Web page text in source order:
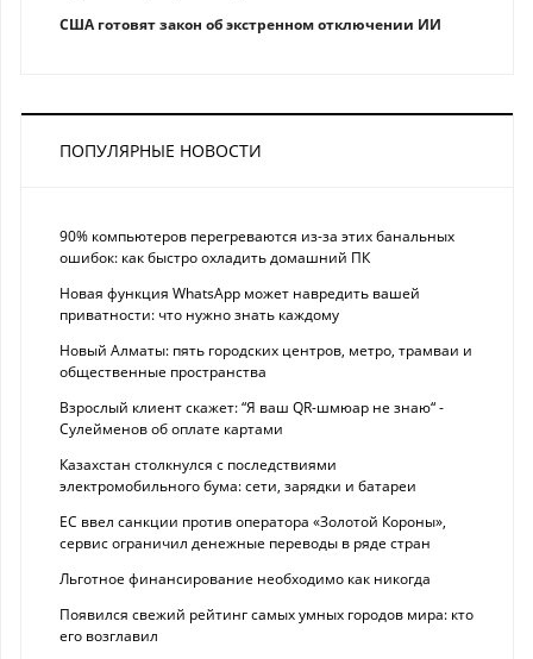
США готовят закон об экстренном отключении ИИ
ПОПУЛЯРНЫЕ НОВОСТИ
90% компьютеров перегреваются из-за этих банальных
ошибок: как быстро охладить домашний ПК
Новая функция WhatsApp может навредить вашей
приватности: что нужно знать каждому
Новый Алматы: пять городских центров, метро, трамваи и
общественные пространства
Взрослый клиент скажет: “Я ваш QR-шмюар не знаю“ -
Сулейменов об оплате картами
Казахстан столкнулся с последствиями
электромобильного бума: сети, зарядки и батареи
ЕС ввел санкции против оператора «Золотой Короны»,
сервис ограничил денежные переводы в ряде стран
Льготное финансирование необходимо как никогда
Появился свежий рейтинг самых умных городов мира: кто
его возглавил